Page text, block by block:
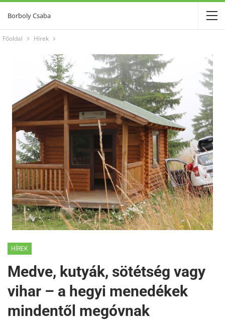
Borboly Csaba
Főoldal Hírek
HÍREK
Medve, kutyák, sötétség vagy
vihar – a hegyi menedékek
mindentől megóvnak